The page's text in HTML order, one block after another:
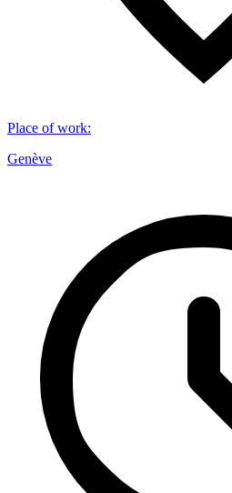
Place of work:
Genève